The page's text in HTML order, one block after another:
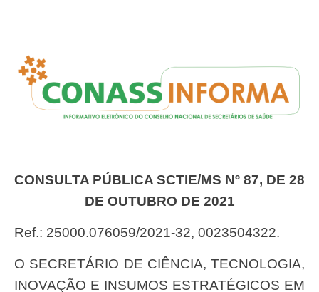
CONSULTA PÚBLICA SCTIE/MS Nº 87, DE 28
DE OUTUBRO DE 2021
Ref.: 25000.076059/2021-32, 0023504322.
O SECRETÁRIO DE CIÊNCIA, TECNOLOGIA,
INOVAÇÃO E INSUMOS ESTRATÉGICOS EM